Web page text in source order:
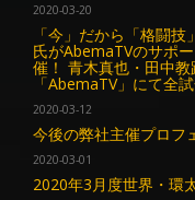
2020-03-20
「今」だから「格闘
氏がAbemaTVのサポ
催！ 青木真也・田中
「AbemaTV」にて全
2020-03-12
今後の弊社主催プロフ
2020-03-01
2020年3月度世界・環